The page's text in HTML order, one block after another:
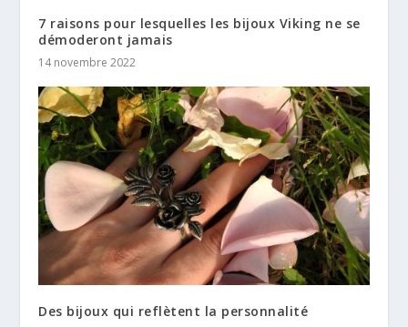
7 raisons pour lesquelles les bijoux Viking ne se
démoderont jamais
14 novembre 2022
Des bijoux qui reflètent la personnalité